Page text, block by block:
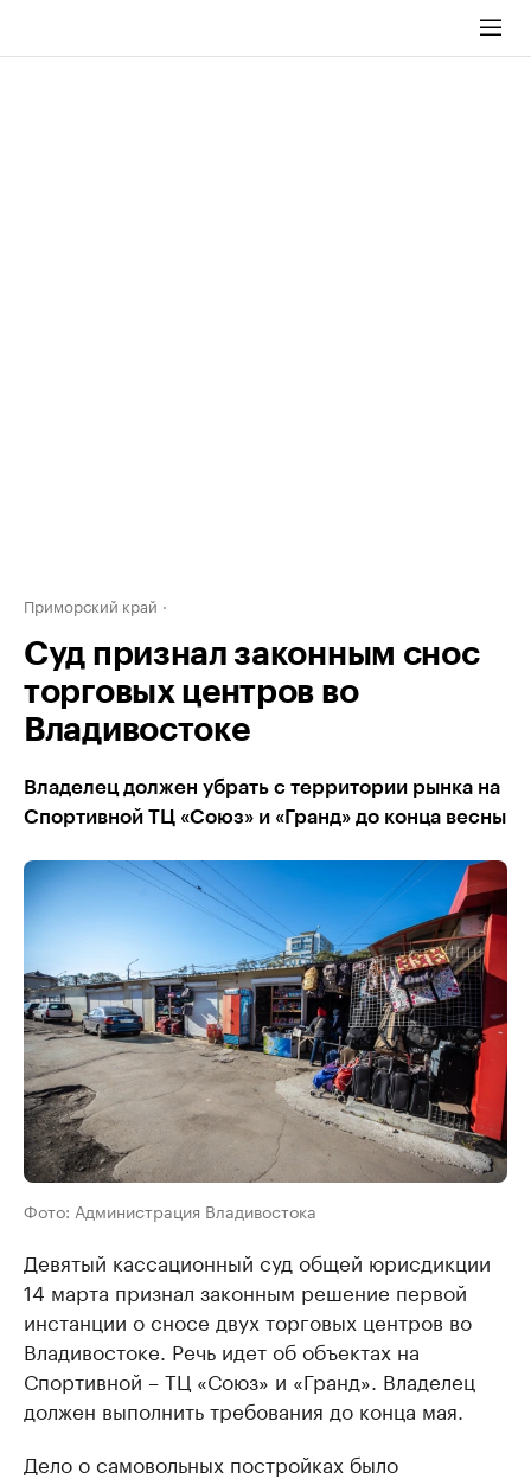
Приморский край
Суд признал законным снос
торговых центров во
Владивостоке
Владелец должен убрать с территории рынка на
Спортивной ТЦ «Союз» и «Гранд» до конца весны
Фото: Администрация Владивостока
Девятый кассационный суд общей юрисдикции
14 марта признал законным решение первой
инстанции о сносе двух торговых центров во
Владивостоке. Речь идет об объектах на
Спортивной – ТЦ «Союз» и «Гранд». Владелец
должен выполнить требования до конца мая.
Дело о самовольных постройках было